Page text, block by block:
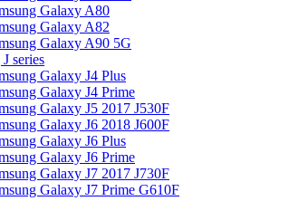
Galaxy A80
Galaxy A82
Galaxy A90 5G
series
Galaxy J4 Plus
Galaxy J4 Prime
Galaxy J5 2017 J530F
Galaxy J6 2018 J600F
Galaxy J6 Plus
Galaxy J6 Prime
Galaxy J7 2017 J730F
Galaxy J7 Prime G610F